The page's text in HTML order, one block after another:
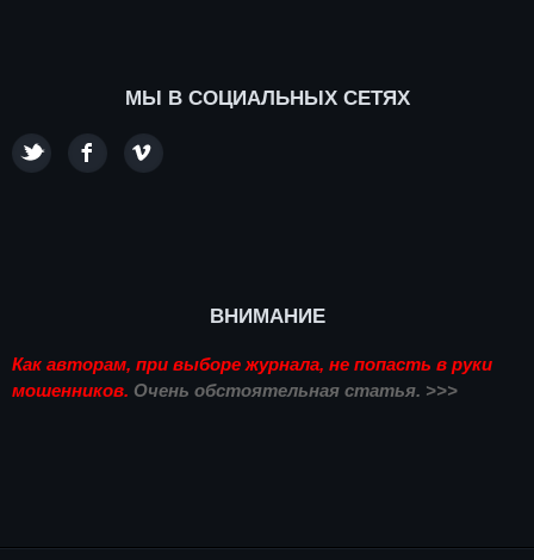
МЫ В СОЦИАЛЬНЫХ СЕТЯХ
ВНИМАНИЕ
Как авторам, при выборе журнала, не попасть в руки
мошенников. Очень обстоятельная статья. >>>